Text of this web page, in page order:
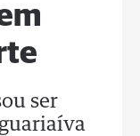
ser